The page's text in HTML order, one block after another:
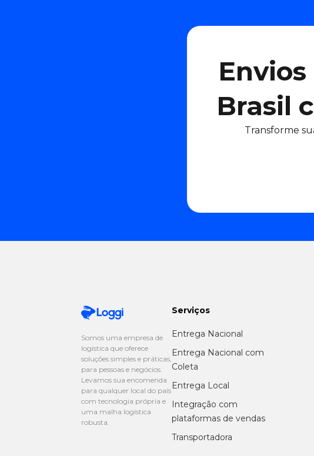
Brasil
Transforme
Somos uma empresa de
logística que oferece
soluções simples e práticas,
para pessoas e negócios.
Levamos sua encomenda
para qualquer local do país
com tecnologia própria e
uma malha logística
robusta.
Serviços
Entrega Nacional
Entrega Nacional com
Coleta
Entrega Local
Integração com
plataformas de vendas
Transportadora